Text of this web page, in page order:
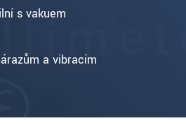
s vakuem
a vibracím